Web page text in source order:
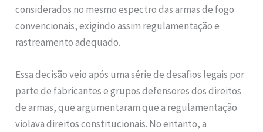
considerados no mesmo espectro das armas de fogo
convencionais, exigindo assim regulamentação e
rastreamento adequado.
Essa decisão veio após uma série de desafios legais por
parte de fabricantes e grupos defensores dos direitos
de armas, que argumentaram que a regulamentação
violava direitos constitucionais. No entanto, a